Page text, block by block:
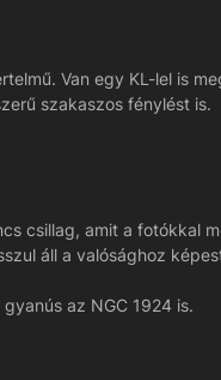
Van egy KL-lel is
szakaszos fénylést is.
csillag, amit a fotókkal
áll a valósághoz
az NGC 1924 is.